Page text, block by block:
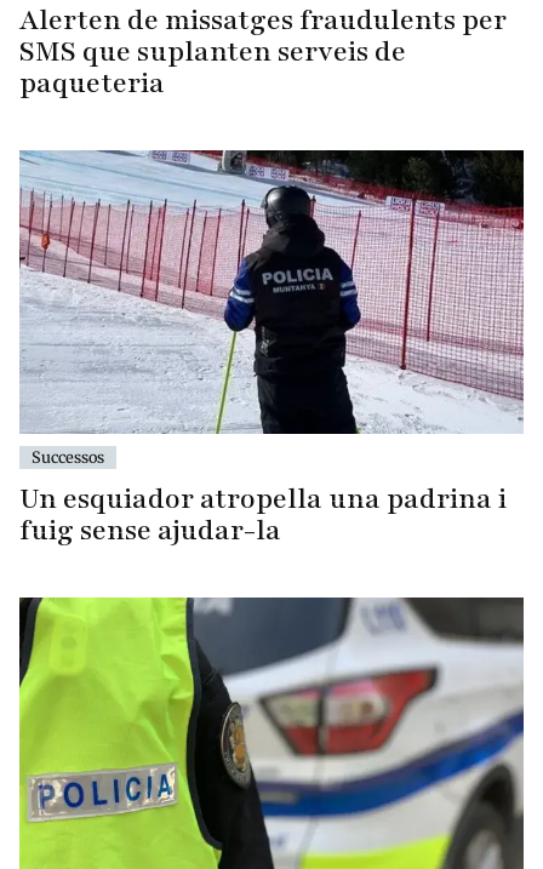
Alerten de missatges fraudulents per
SMS que suplanten serveis de
paqueteria
Successos
Un esquiador atropella una padrina i
fuig sense ajudar-la